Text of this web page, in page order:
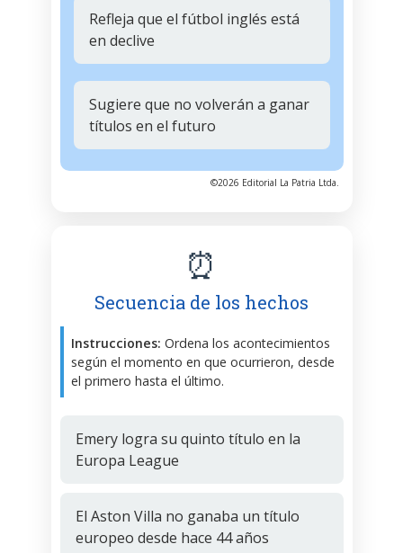
Refleja que el fútbol inglés está
en declive
Sugiere que no volverán a ganar
títulos en el futuro
©2026 Editorial La Patria Ltda.
⏰
Secuencia de los hechos
Instrucciones: Ordena los acontecimientos
según el momento en que ocurrieron, desde
el primero hasta el último.
Emery logra su quinto título en la
Europa League
El Aston Villa no ganaba un título
europeo desde hace 44 años